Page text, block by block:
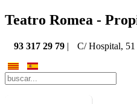
Teatro Romea -
93 317 29 79 | C/ Hospital,